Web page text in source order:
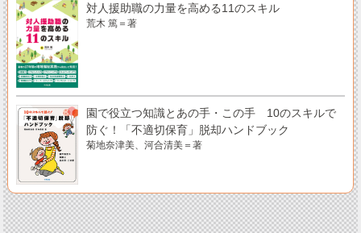
対人援助職の力量を高める11のスキル
荒木 篤＝著
園で役立つ知識とあの手・この手 10のスキルで
防ぐ！「不適切保育」脱却ハンドブック
菊地奈津美、河合清美＝著